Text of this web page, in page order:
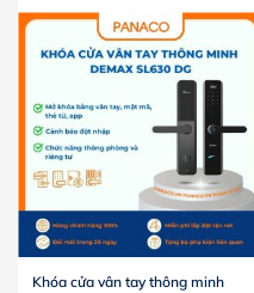
Khóa cửa vân tay thông minh